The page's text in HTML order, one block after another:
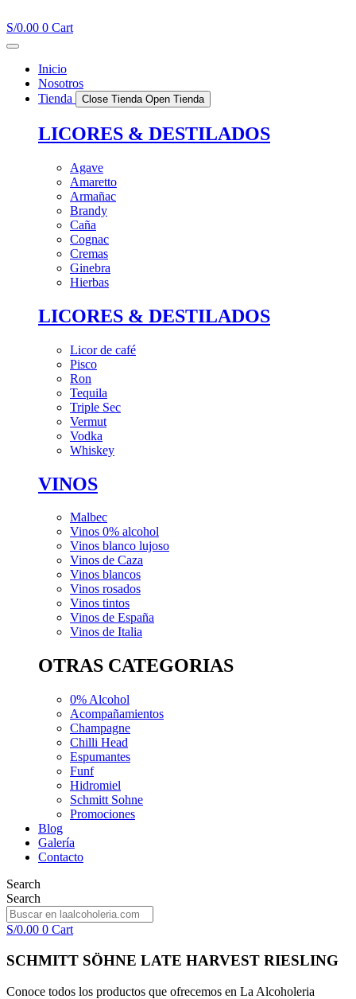
al
contenido
S/0.00 0 Cart
Inicio
Nosotros
Tienda
Close Tienda Open Tienda
LICORES & DESTILADOS
Agave
Amaretto
Armañac
Brandy
Caña
Cognac
Cremas
Ginebra
Hierbas
LICORES & DESTILADOS
Licor de café
Pisco
Ron
Tequila
Triple Sec
Vermut
Vodka
Whiskey
VINOS
Malbec
Vinos 0% alcohol
Vinos blanco lujoso
Vinos de Caza
Vinos blancos
Vinos rosados
Vinos tintos
Vinos de España
Vinos de Italia
OTRAS CATEGORIAS
0% Alcohol
Acompañamientos
Champagne
Chilli Head
Espumantes
Funf
Hidromiel
Schmitt Sohne
Promociones
Blog
Galería
Contacto
Search
Search
S/0.00 0 Cart
SCHMITT SÖHNE LATE HARVEST RIESLING
Conoce todos los productos que ofrecemos en La Alcoholeria